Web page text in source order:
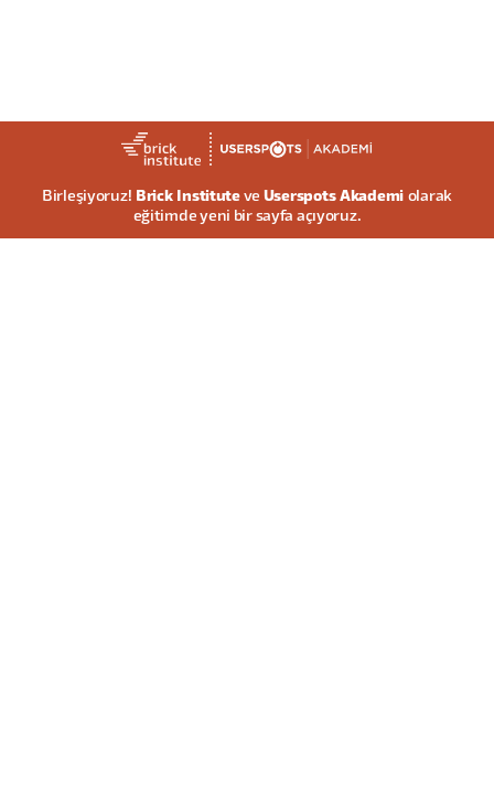
Birleşiyoruz! Brick Instituteve Userspots Akademi olarak
eğitimde yeni bir sayfa açıyoruz.